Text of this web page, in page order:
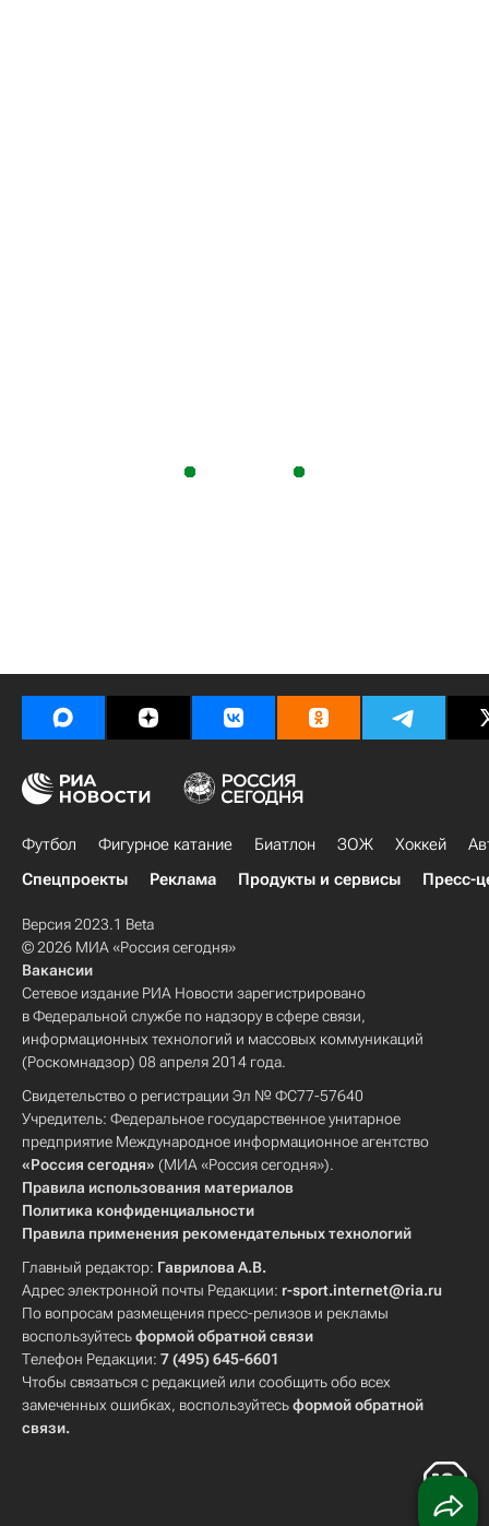
Футбол Фигурное катание Биатлон ЗОЖ Хоккей
Спецпроекты
Реклама Продукты и сервисы Пресс-
Версия 2023.1 Beta
© 2026 МИА «Россия сегодня»
Вакансии
Сетевое издание РИА Новости зарегистрировано
в Федеральной службе по надзору в сфере связи,
информационных технологий и массовых коммуникаций
(Роскомнадзор) 08 апреля 2014 года.
Свидетельство о регистрации Эл № ФС77-57640
Учредитель: Федеральное государственное унитарное
предприятие Международное информационное агентство
«Россия сегодня» (МИА «Россия сегодня»).
Правила использования материалов
Политика конфиденциальности
Правила применения рекомендательных технологий
Главный редактор: Гаврилова А.В.
Адрес электронной почты Редакции: r-sport.internet@ria.ru
По вопросам размещения пресс-релизов и рекламы
воспользуйтесьформой обратной связи
Телефон Редакции: 7 (495) 645-6601
Чтобы связаться с редакцией или сообщить обо всех
замеченных ошибках, воспользуйтесьформой обратной
связи.